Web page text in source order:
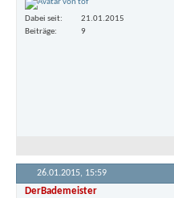
Dabei seit
21.01.2015
Beiträge
9
26.01.2015, 15:59
DerBademeister